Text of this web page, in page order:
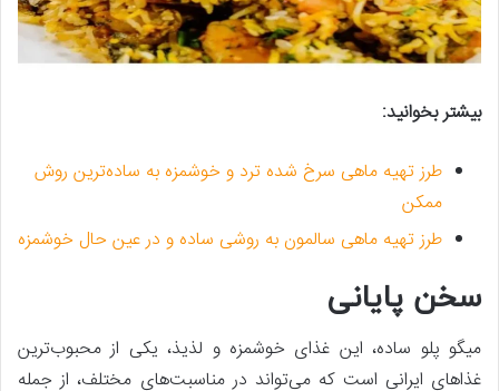
بیشتر بخوانید:
طرز تهیه ماهی سرخ شده ترد و خوشمزه به ساده‌ترین روش
ممکن
طرز تهیه ماهی سالمون به روشی ساده و در عین حال خوشمزه
سخن پایانی
میگو پلو ساده، این غذای خوشمزه و لذیذ، یکی از محبوب‌ترین
غذاهای ایرانی است که می‌تواند در مناسبت‌های مختلف، از جمله